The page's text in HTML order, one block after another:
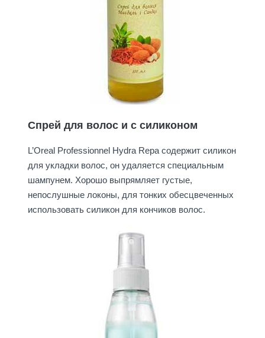
Спрей для волос и с силиконом
L’Oreal Professionnel Hydra Repa содержит силикон
для укладки волос, он удаляется специальным
шампунем. Хорошо выпрямляет густые,
непослушные локоны, для тонких обесцвеченных
использовать силикон для кончиков волос.